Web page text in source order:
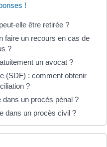
!
elle être retirée ?
faire un recours en cas de
?
un avocat ?
(SDF) : comment obtenir
?
dans un procès pénal ?
dans un procès civil ?